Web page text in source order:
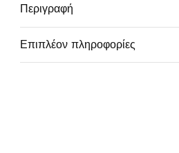
Περιγραφή
Επιπλέον πληροφορίες